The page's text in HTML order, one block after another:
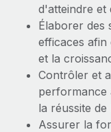
Création
Établissez des
conformité
Mobilité et
Organisez
employés
Explorer le blog
BLOG
Mises à jour
Intégrations
freelances Plus
d'atteindre et
Élaborer des
efficaces
et la
Contrôler et
performance
la réussite de
Assurer la